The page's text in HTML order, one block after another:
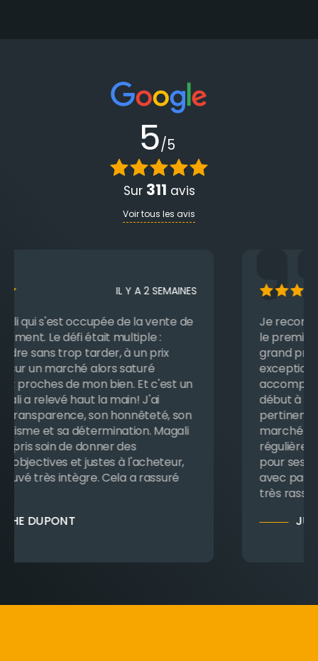
5/5
Sur 311 avis
Voir tous les avis
IL Y A UN MOIS
Je recommande Magali les yeux fermés ! Dès
le premier contact, elle a fait preuve d’un
grand professionnalisme, d’une disponibilité
exceptionnelle et d’une vraie écoute. Son
accompagnement a été irréprochable du
début à la fin, avec des conseils toujours
pertinents, une excellente connaissance du
marché et une communication claire et
régulière. On sent qu’elle s’investit pleinement
pour ses clients et qu’elle exerce son métier
avec passion, sérieux et bienveillance. C’est
JULIEN VIALATTE